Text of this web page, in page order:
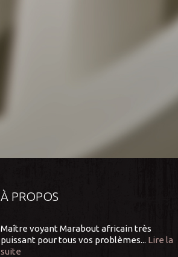
À PROPOS
Maître voyant Marabout africain très
puissant pour tous vos problèmes... Lire la
suite